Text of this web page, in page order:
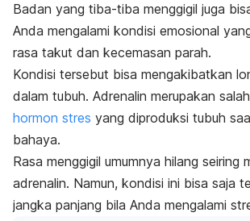
Badan yang tiba-tiba menggigil juga
Anda mengalami kondisi emosional
rasa takut dan kecemasan parah.
Kondisi tersebut bisa mengakibatkan
dalam tubuh. Adrenalin merupakan
hormon stres yang diproduksi tubuh
bahaya.
Rasa menggigil umumnya hilang seiring
adrenalin. Namun, kondisi ini bisa saja
jangka panjang bila Anda mengalami